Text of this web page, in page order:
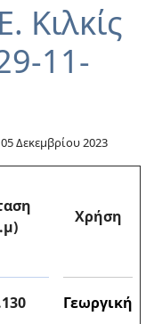
Κιλκίς
11-
05 Δεκεμβρίου 2023
Χρήση
Γεωργική